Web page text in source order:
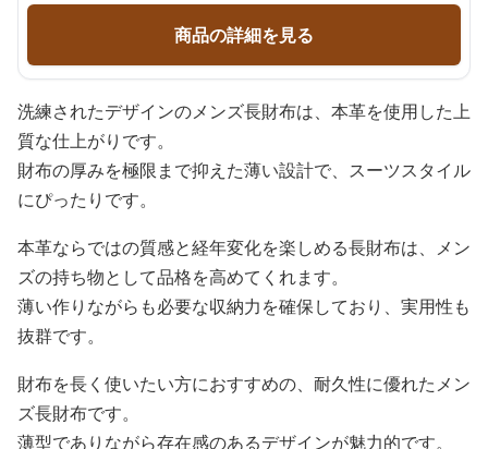
商品の詳細を見る
洗練されたデザインのメンズ長財布は、本革を使用した上
質な仕上がりです。
財布の厚みを極限まで抑えた薄い設計で、スーツスタイル
にぴったりです。
本革ならではの質感と経年変化を楽しめる長財布は、メン
ズの持ち物として品格を高めてくれます。
薄い作りながらも必要な収納力を確保しており、実用性も
抜群です。
財布を長く使いたい方におすすめの、耐久性に優れたメン
ズ長財布です。
薄型でありながら存在感のあるデザインが魅力的です。